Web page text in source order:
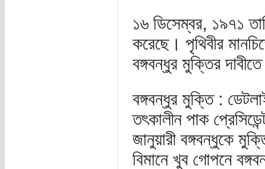
১৬ ডিসেম্বর, ১৯৭১
করেছে। পৃথিবীর
বঙ্গবন্ধুর মুক্তির
বঙ্গবন্ধুর মুক্তি :
তৎকালীন পাক
জানুয়ারী বঙ্গবন্ধুকে
বিমানে খুব গোপনে